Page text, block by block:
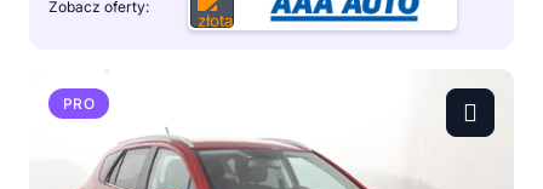
Zobacz oferty:
PRO